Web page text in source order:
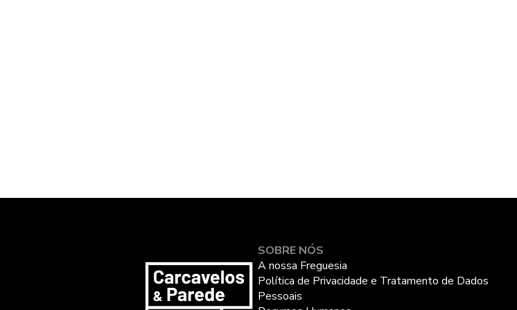
SOBRE NÓS
A nossa Freguesia
Política de Privacidade e Tratamento de Dados
Pessoais